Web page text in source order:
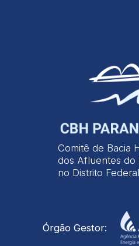
Comitê de Bacia
dos Afluentes do
no Distrito Federal
Órgão Gestor: